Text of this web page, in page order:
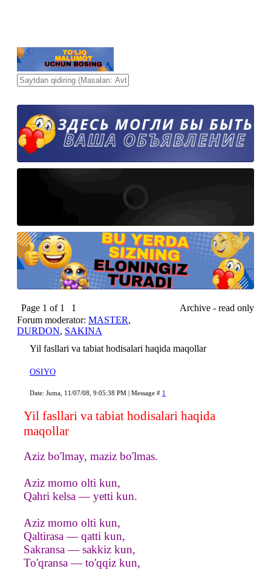
Page 1 of 1 1
Archive - read only
Forum moderator: MASTER,
DURDON, SAKINA
Yil fasllari va tabiat hodisalari haqida maqollar
OSIYO
Date: Juma, 11/07/08, 9:05:38 PM | Message # 1
Yil fasllari va tabiat hodisalari haqida
maqollar
Aziz bo'lmay, maziz bo'lmas.
Aziz momo olti kun,
Qahri kelsa — yetti kun.
Aziz momo olti kun,
Qaltirasa — qatti kun,
Sakransa — sakkiz kun,
To'qransa — to'qqiz kun,